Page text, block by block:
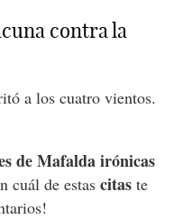
contra la
a los cuatro vientos.
de Mafalda irónicas
cuál de estas citaste